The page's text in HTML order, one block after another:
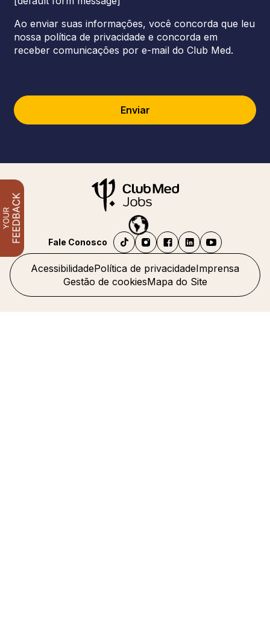
Ao enviar suas informações, você concorda que leu
nossa política de privacidade e concorda em
receber comunicações por e-mail do Club Med.
Enviar
AcessibilidadePolítica de privacidadeImprensa
Gestão de cookiesMapa do Site
Fale Conosco